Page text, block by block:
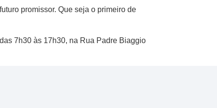
promissor. Que seja o primeiro de
7h30 às 17h30, na Rua Padre Biaggio